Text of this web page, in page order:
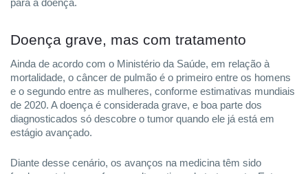
para a doença.
Doença grave, mas com tratamento
Ainda de acordo com o Ministério da Saúde, em relação à
mortalidade, o câncer de pulmão é o primeiro entre os homens
e o segundo entre as mulheres, conforme estimativas mundiais
de 2020. A doença é considerada grave, e boa parte dos
diagnosticados só descobre o tumor quando ele já está em
estágio avançado.
Diante desse cenário, os avanços na medicina têm sido